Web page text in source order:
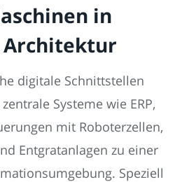
in
digitale Schnittstellen
Systeme wie ERP,
mit Roboterzellen,
Entgratanlagen zu einer
Speziell